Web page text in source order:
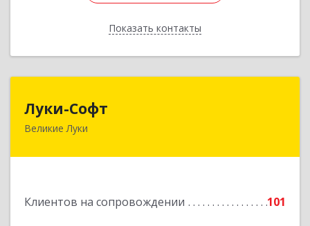
Показать контакты
Назад
Луки-Софт
Великие Луки
Клиентов на сопровождении 101
182113, Псковская обл, Великие Луки г,